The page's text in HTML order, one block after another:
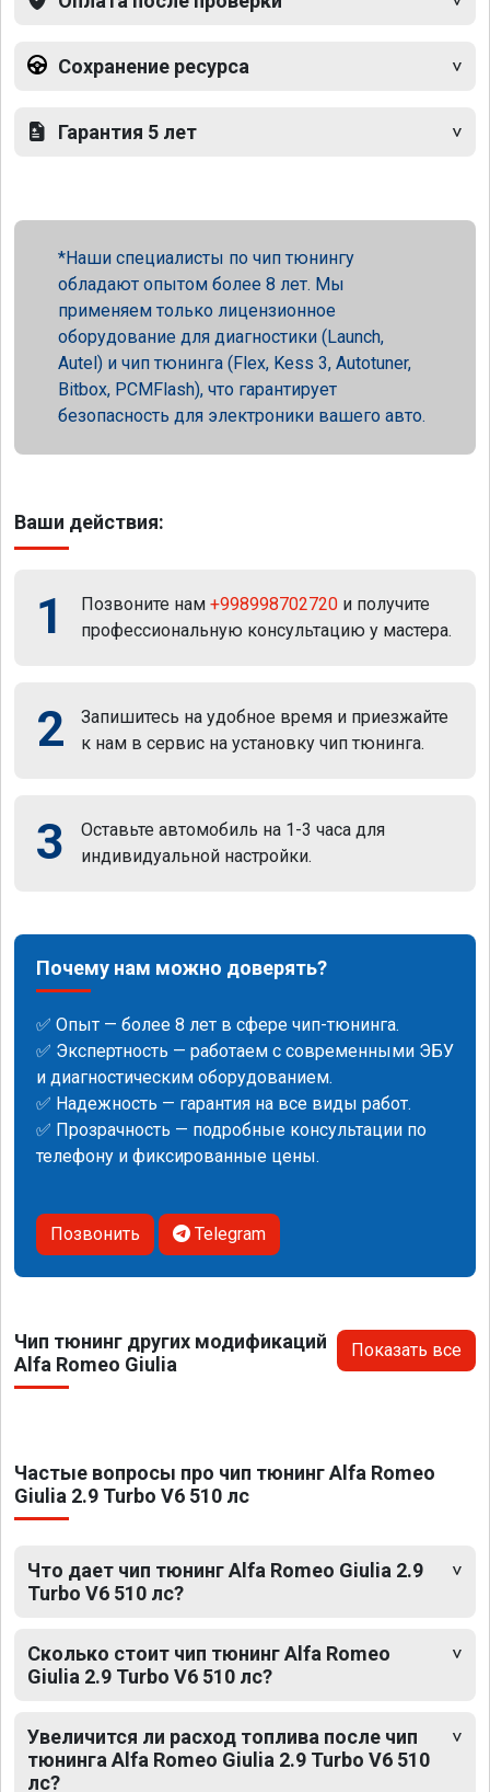
Сохранение ресурса
Гарантия 5 лет
Наши специалисты по чип тюнингу
обладают опытом более 8 лет. Мы
применяем только лицензионное
оборудование для диагностики (Launch,
Autel) и чип тюнинга (Flex, Kess 3, Autotuner,
Bitbox, PCMFlash), что гарантирует
безопасность для электроники вашего авто.
Ваши действия:
1 Позвоните нам +998998702720 и получите
профессиональную консультацию у мастера.
2
Запишитесь на удобное время и приезжайте
к нам в сервис на установку чип тюнинга.
3
Оставьте автомобиль на 1-3 часа для
индивидуальной настройки.
Почему нам можно доверять?
✅ Опыт — более 8 лет в сфере чип-тюнинга.
✅ Экспертность — работаем с современными ЭБУ
и диагностическим оборудованием.
✅ Надежность — гарантия на все виды работ.
✅ Прозрачность — подробные консультации по
телефону и фиксированные цены.
Позвонить Telegram
Чип тюнинг других модификаций
Alfa Romeo Giulia
Показать все
Частые вопросы про чип тюнинг Alfa Romeo
Giulia 2.9 Turbo V6 510 лс
Что дает чип тюнинг Alfa Romeo Giulia 2.9
Turbo V6 510 лс?
Сколько стоит чип тюнинг Alfa Romeo
Giulia 2.9 Turbo V6 510 лс?
Увеличится ли расход топлива после чип
тюнинга Alfa Romeo Giulia 2.9 Turbo V6 510
лс?